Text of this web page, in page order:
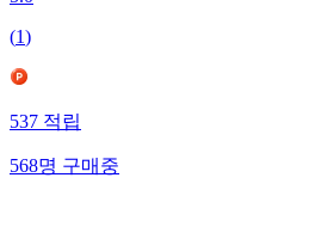
(1)
537 적립
568명 구매중